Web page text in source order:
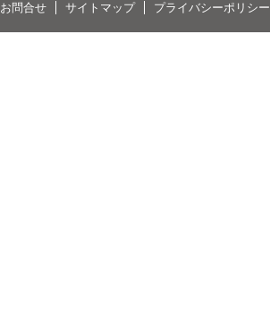
お問合せ サイトマップ プライバシーポリシー